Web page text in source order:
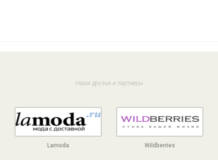
Наши друзья и партнеры
Lamoda Wildberries